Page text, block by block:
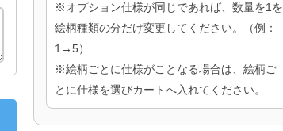
※オプション仕様が同じであれば、数量を1を
絵柄種類の分だけ変更してください。（例：
1→5）
※絵柄ごとに仕様がことなる場合は、絵柄ご
とに仕様を選びカートへ入れてください。